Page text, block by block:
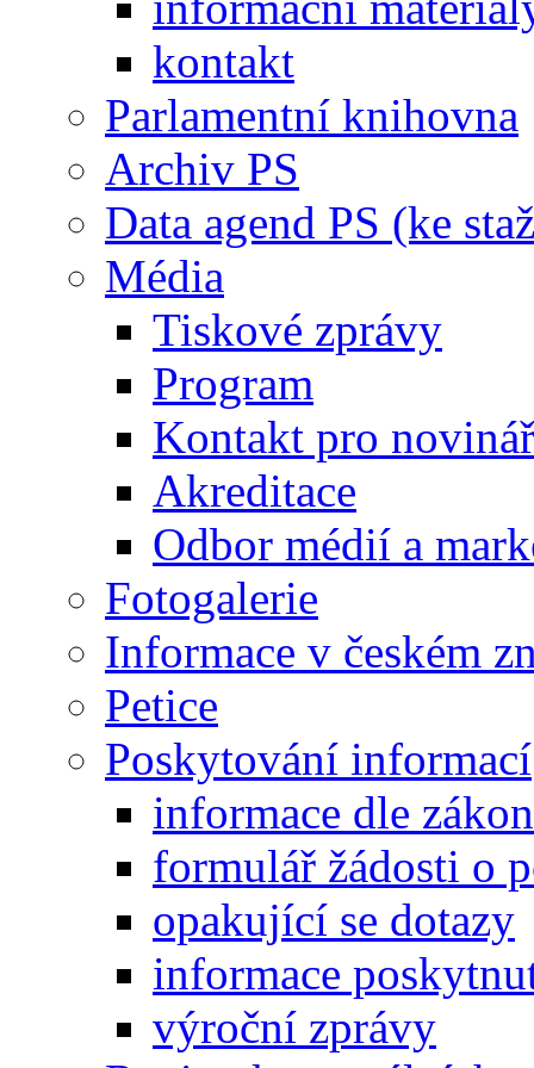
kontakt
Parlamentní knihovna
Archiv PS
Data agend PS (ke
Média
Tiskové zprávy
Program
Kontakt pro
Akreditace
Odbor médií a
Fotogalerie
Informace v českém
Petice
Poskytování informací
informace dle
formulář žádosti o
opakující se dotazy
informace
výroční zprávy